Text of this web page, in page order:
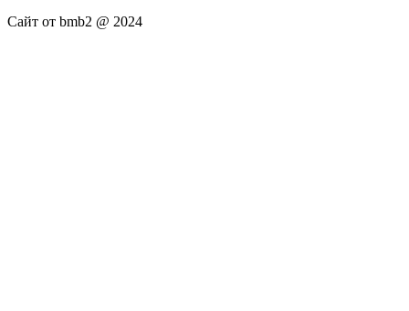
Сайт от bmb2 @ 2024